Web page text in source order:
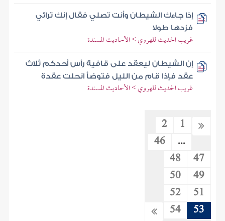
إذا جاءك الشيطان وأنت تصلي فقال إنك ترائي
فزدها طولا
غريب الحديث للهروي > الأحاديث المسندة
إن الشيطان ليعقد على قافية رأس أحدكم ثلاث
عقد فإذا قام من الليل فتوضأ انحلت عقدة
غريب الحديث للهروي > الأحاديث المسندة
1
2
...
46
47
48
49
50
51
52
53
54